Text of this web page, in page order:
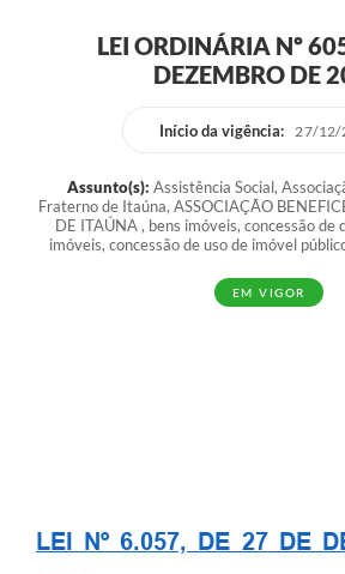
LEI ORDINÁRIA Nº
DEZEMBRO DE
Início da vigência: 27/12/
Assunto(s): Assistência Social,
Fraterno de Itaúna, ASSOCIAÇÃO
DE ITAÚNA , bens imóveis, concessão de
imóveis, concessão de uso de imóvel
EM VIGOR
LEI Nº 6.057, DE 27 DE